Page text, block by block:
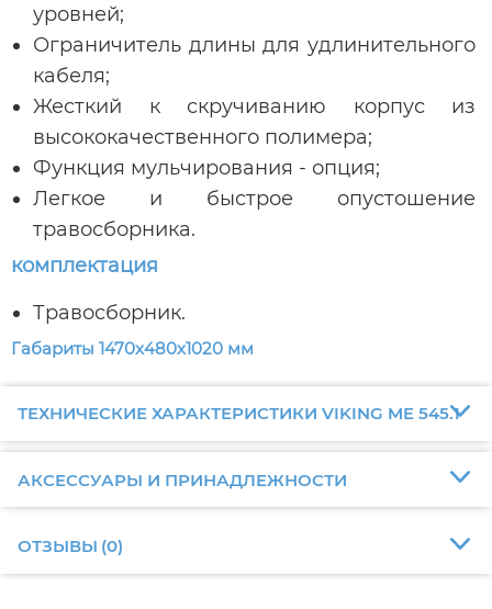
уровней;
Ограничитель длины для удлинительного
кабеля;
Жесткий к скручиванию корпус из
высококачественного полимера;
Функция мульчирования - опция;
Легкое и быстрое опустошение
травосборника.
комплектация
Травосборник.
Габариты 1470х480х1020 мм
ТЕХНИЧЕСКИЕ ХАРАКТЕРИСТИКИ VIKING ME 545.1
АКСЕССУАРЫ И ПРИНАДЛЕЖНОСТИ
ОТЗЫВЫ (0)